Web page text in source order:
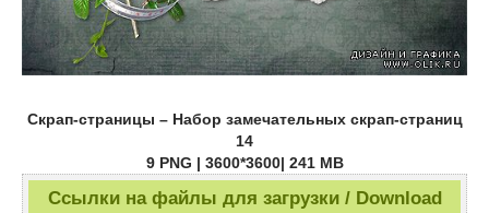
Скрап-страницы – Набор замечательных скрап-страниц
14
9 PNG | 3600*3600| 241 MB
Ссылки на файлы для загрузки / Download